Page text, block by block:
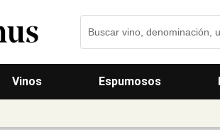
Vinos Espumosos